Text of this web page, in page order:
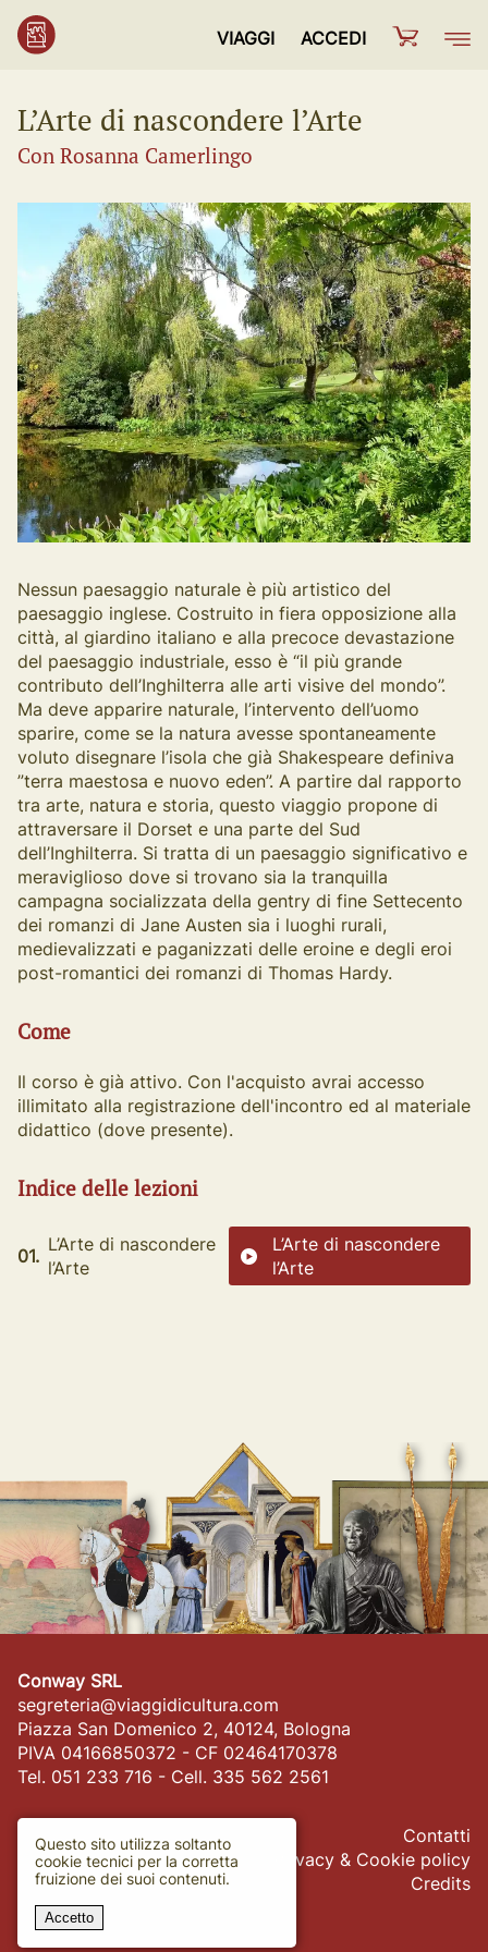
VIAGGI ACCEDI
L’Arte di nascondere l’Arte
Con Rosanna Camerlingo
Nessun paesaggio naturale è più artistico del
paesaggio inglese. Costruito in fiera opposizione alla
città, al giardino italiano e alla precoce devastazione
del paesaggio industriale, esso è “il più grande
contributo dell’Inghilterra alle arti visive del mondo”.
Ma deve apparire naturale, l’intervento dell’uomo
sparire, come se la natura avesse spontaneamente
voluto disegnare l’isola che già Shakespeare definiva
”terra maestosa e nuovo eden”. A partire dal rapporto
tra arte, natura e storia, questo viaggio propone di
attraversare il Dorset e una parte del Sud
dell’Inghilterra. Si tratta di un paesaggio significativo e
meraviglioso dove si trovano sia la tranquilla
campagna socializzata della gentry di fine Settecento
dei romanzi di Jane Austen sia i luoghi rurali,
medievalizzati e paganizzati delle eroine e degli eroi
post-romantici dei romanzi di Thomas Hardy.
Come
Il corso è già attivo. Con l'acquisto avrai accesso
illimitato alla registrazione dell'incontro ed al materiale
didattico (dove presente).
Indice delle lezioni
01.
L’Arte di nascondere
l’Arte
L’Arte di nascondere
l’Arte
Conway SRL
segreteria@viaggidicultura.com
Piazza San Domenico 2, 40124, Bologna
PIVA 04166850372 - CF 02464170378
Tel. 051 233 716 - Cell. 335 562 2561
Contatti
Privacy & Cookie policy
Credits
Questo sito utilizza soltanto
cookie tecnici per la corretta
fruizione dei suoi contenuti.
Accetto